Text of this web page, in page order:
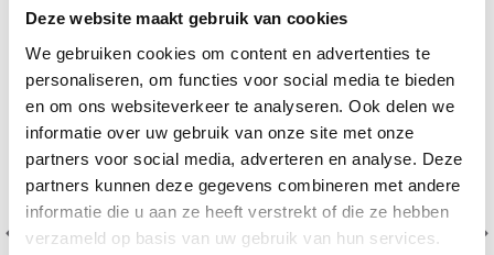
Deze website maakt gebruik van cookies
We gebruiken cookies om content en advertenties te
personaliseren, om functies voor social media te bieden
en om ons websiteverkeer te analyseren. Ook delen we
informatie over uw gebruik van onze site met onze
partners voor social media, adverteren en analyse. Deze
partners kunnen deze gegevens combineren met andere
informatie die u aan ze heeft verstrekt of die ze hebben
verzameld op basis van uw gebruik van hun services.